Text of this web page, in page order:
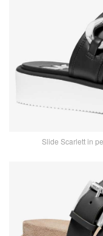
Slide Scarlett in